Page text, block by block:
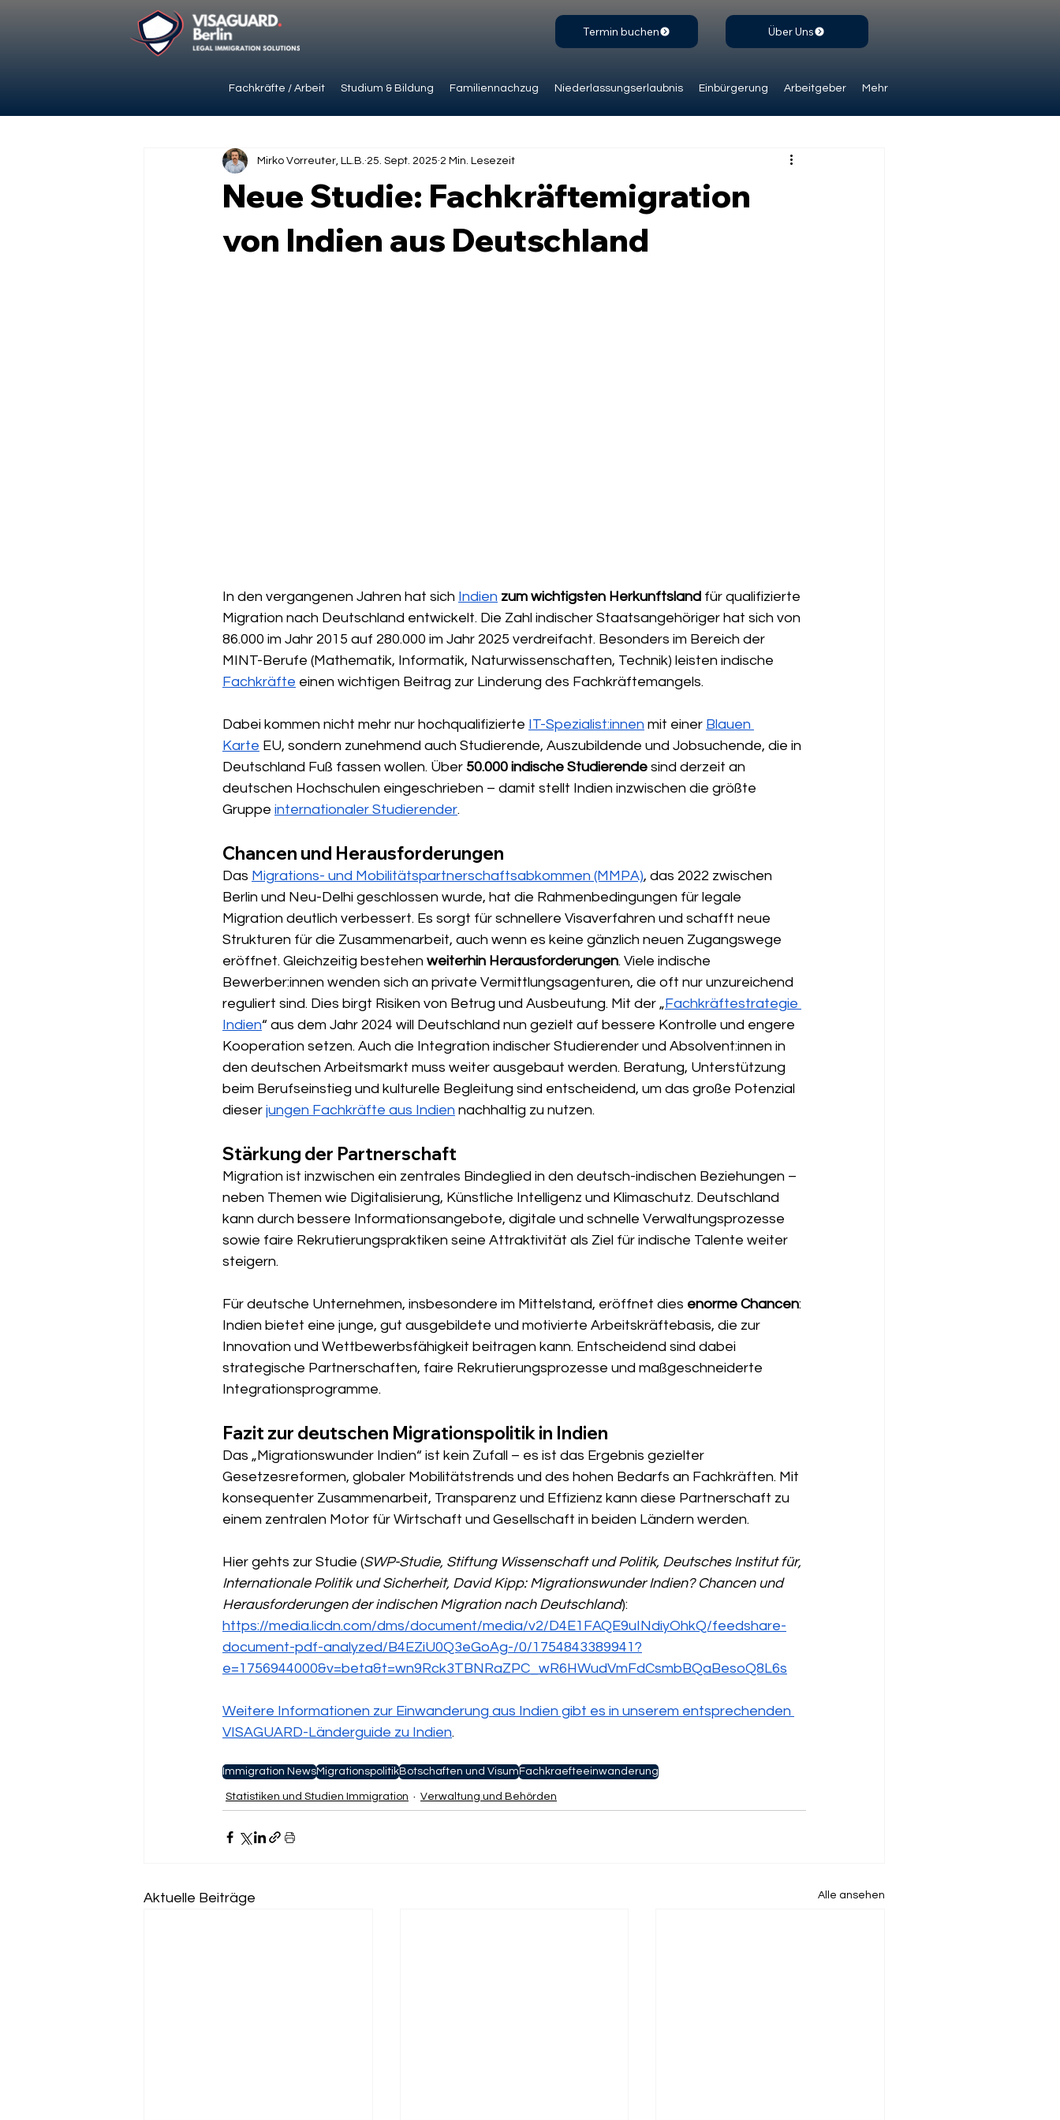
Fachkräfte / Arbeit Studium & Bildung Familiennachzug Niederlassungserlaubnis Einbürgerung Arbeitgeber Mehr
Termin buchen Über Uns
Neue Studie: Fachkräftemigration
von Indien aus Deutschland
Mirko Vorreuter, LL.B. 25. Sept. 2025 2 Min. Lesezeit
In den vergangenen Jahren hat sich Indien zum wichtigsten Herkunftsland für qualifizierte
Migration nach Deutschland entwickelt. Die Zahl indischer Staatsangehöriger hat sich von
86.000 im Jahr 2015 auf 280.000 im Jahr 2025 verdreifacht. Besonders im Bereich der
MINT-Berufe (Mathematik, Informatik, Naturwissenschaften, Technik) leisten indische
Fachkräfte einen wichtigen Beitrag zur Linderung des Fachkräftemangels.
Dabei kommen nicht mehr nur hochqualifizierte IT-Spezialist:innen mit einer Blauen
Karte EU, sondern zunehmend auch Studierende, Auszubildende und Jobsuchende, die in
Deutschland Fuß fassen wollen. Über 50.000 indische Studierende sind derzeit an
deutschen Hochschulen eingeschrieben – damit stellt Indien inzwischen die größte
Gruppe internationaler Studierender.
Chancen und Herausforderungen
Das Migrations- und Mobilitätspartnerschaftsabkommen (MMPA), das 2022 zwischen
Berlin und Neu-Delhi geschlossen wurde, hat die Rahmenbedingungen für legale
Migration deutlich verbessert. Es sorgt für schnellere Visaverfahren und schafft neue
Strukturen für die Zusammenarbeit, auch wenn es keine gänzlich neuen Zugangswege
eröffnet. Gleichzeitig bestehen weiterhin Herausforderungen. Viele indische
Bewerber:innen wenden sich an private Vermittlungsagenturen, die oft nur unzureichend
reguliert sind. Dies birgt Risiken von Betrug und Ausbeutung. Mit der „ Fachkräftestrategie
Indien“ aus dem Jahr 2024 will Deutschland nun gezielt auf bessere Kontrolle und engere
Kooperation setzen. Auch die Integration indischer Studierender und Absolvent:innen in
den deutschen Arbeitsmarkt muss weiter ausgebaut werden. Beratung, Unterstützung
beim Berufseinstieg und kulturelle Begleitung sind entscheidend, um das große Potenzial
dieser jungen Fachkräfte aus Indien nachhaltig zu nutzen.
Stärkung der Partnerschaft
Migration ist inzwischen ein zentrales Bindeglied in den deutsch-indischen Beziehungen –
neben Themen wie Digitalisierung, Künstliche Intelligenz und Klimaschutz. Deutschland
kann durch bessere Informationsangebote, digitale und schnelle Verwaltungsprozesse
sowie faire Rekrutierungspraktiken seine Attraktivität als Ziel für indische Talente weiter
steigern.
Für deutsche Unternehmen, insbesondere im Mittelstand, eröffnet dies enorme Chancen:
Indien bietet eine junge, gut ausgebildete und motivierte Arbeitskräftebasis, die zur
Innovation und Wettbewerbsfähigkeit beitragen kann. Entscheidend sind dabei
strategische Partnerschaften, faire Rekrutierungsprozesse und maßgeschneiderte
Integrationsprogramme.
Fazit zur deutschen Migrationspolitik in Indien
Das „Migrationswunder Indien“ ist kein Zufall – es ist das Ergebnis gezielter
Gesetzesreformen, globaler Mobilitätstrends und des hohen Bedarfs an Fachkräften. Mit
konsequenter Zusammenarbeit, Transparenz und Effizienz kann diese Partnerschaft zu
einem zentralen Motor für Wirtschaft und Gesellschaft in beiden Ländern werden.
Hier gehts zur Studie (SWP-Studie, Stiftung Wissenschaft und Politik, Deutsches Institut für,
Internationale Politik und Sicherheit, David Kipp: Migrationswunder Indien? Chancen und
Herausforderungen der indischen Migration nach Deutschland):
https://media.licdn.com/dms/document/media/v2/D4E1FAQE9uINdiyOhkQ/feedshare-
document-pdf-analyzed/B4EZiU0Q3eGoAg-/0/1754843389941?
e=1756944000&v=beta&t=wn9Rck3TBNRaZPC_wR6HWudVmFdCsmbBQaBesoQ8L6s
Weitere Informationen zur Einwanderung aus Indien gibt es in unserem entsprechenden
VISAGUARD-Länderguide zu Indien.
Immigration NewsMigrationspolitikBotschaften und Visum Fachkraefteeinwanderung
Statistiken und Studien Immigration Verwaltung und Behörden
Aktuelle Beiträge Alle ansehen